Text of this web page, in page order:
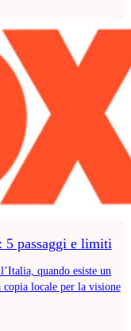
5 passaggi e limiti
quando esiste un
locale per la visione